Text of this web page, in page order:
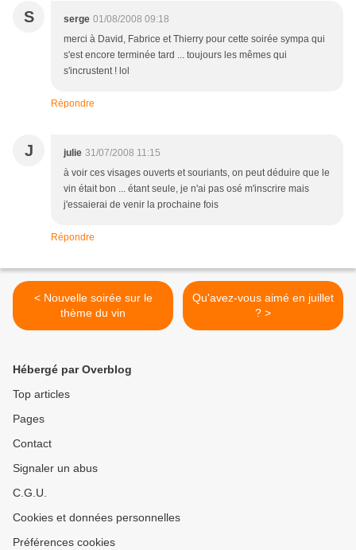
S serge 01/08/2008 09:18
merci à David, Fabrice et Thierry pour cette soirée sympa qui
s'est encore terminée tard ... toujours les mêmes qui
s'incrustent ! lol
Répondre
J julie 31/07/2008 11:15
à voir ces visages ouverts et souriants, on peut déduire que le
vin était bon ... étant seule, je n'ai pas osé m'inscrire mais
j'essaierai de venir la prochaine fois
Répondre
< Nouvelle soirée sur le
thème du vin
Qu'avez-vous aimé en juillet
? >
Hébergé par Overblog
Top articles
Pages
Contact
Signaler un abus
C.G.U.
Cookies et données personnelles
Préférences cookies